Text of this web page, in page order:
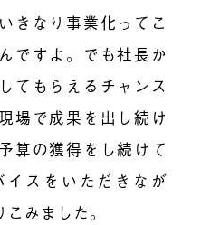
きなり事業化ってこ
ですよ。でも社長か
てもらえるチャンス
場で成果を出し続け
算の獲得をし続けて
スをいただきなが
みました。